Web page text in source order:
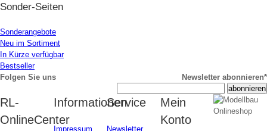
Sonder-Seiten
Sonderangebote
Neu im Sortiment
In Kürze verfügbar
Bestseller
Folgen Sie uns
Newsletter abonnieren*
RL-
OnlineCenter
Informationen
Impressum
Service
Newsletter
Mein
Konto